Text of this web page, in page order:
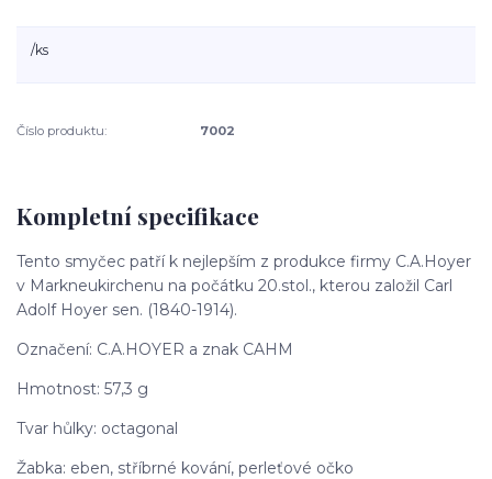
/ks
Číslo produktu: 7002
Kompletní specifikace
Tento smyčec patří k nejlepším z produkce firmy C.A.Hoyer
v Markneukirchenu na počátku 20.stol., kterou založil Carl
Adolf Hoyer sen. (1840-1914).
Označení: C.A.HOYER a znak CAHM
Hmotnost: 57,3 g
Tvar hůlky: octagonal
Žabka: eben, stříbrné kování, perleťové očko